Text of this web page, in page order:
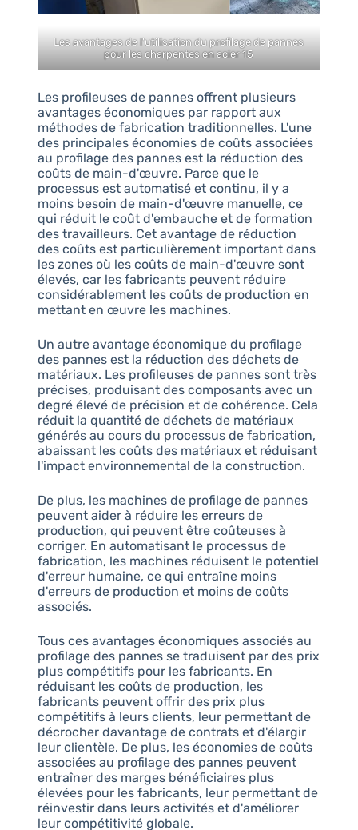
Les avantages de l'utilisation du profilage de pannes
pour les charpentes en acier 15
Les profileuses de pannes offrent plusieurs
avantages économiques par rapport aux
méthodes de fabrication traditionnelles. L'une
des principales économies de coûts associées
au profilage des pannes est la réduction des
coûts de main-d'œuvre. Parce que le
processus est automatisé et continu, il y a
moins besoin de main-d'œuvre manuelle, ce
qui réduit le coût d'embauche et de formation
des travailleurs. Cet avantage de réduction
des coûts est particulièrement important dans
les zones où les coûts de main-d'œuvre sont
élevés, car les fabricants peuvent réduire
considérablement les coûts de production en
mettant en œuvre les machines.
Un autre avantage économique du profilage
des pannes est la réduction des déchets de
matériaux. Les profileuses de pannes sont très
précises, produisant des composants avec un
degré élevé de précision et de cohérence. Cela
réduit la quantité de déchets de matériaux
générés au cours du processus de fabrication,
abaissant les coûts des matériaux et réduisant
l'impact environnemental de la construction.
De plus, les machines de profilage de pannes
peuvent aider à réduire les erreurs de
production, qui peuvent être coûteuses à
corriger. En automatisant le processus de
fabrication, les machines réduisent le potentiel
d'erreur humaine, ce qui entraîne moins
d'erreurs de production et moins de coûts
associés.
Tous ces avantages économiques associés au
profilage des pannes se traduisent par des prix
plus compétitifs pour les fabricants. En
réduisant les coûts de production, les
fabricants peuvent offrir des prix plus
compétitifs à leurs clients, leur permettant de
décrocher davantage de contrats et d'élargir
leur clientèle. De plus, les économies de coûts
associées au profilage des pannes peuvent
entraîner des marges bénéficiaires plus
élevées pour les fabricants, leur permettant de
réinvestir dans leurs activités et d'améliorer
leur compétitivité globale.